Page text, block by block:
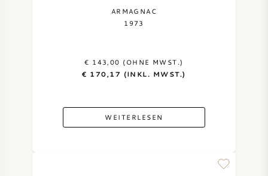
ARMAGNAC
1973
€ 143,00 (OHNE MWST.)
€ 170,17 (INKL. MWST.)
WEITERLESEN